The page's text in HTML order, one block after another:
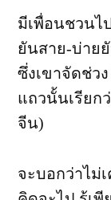
มีเพื่อนชวนไ
ยันสาย-บ่าย
ซึ่งเขาจัดช่ว
แถวนั้นเรียก
จีน)
จะบอกว่าไม่